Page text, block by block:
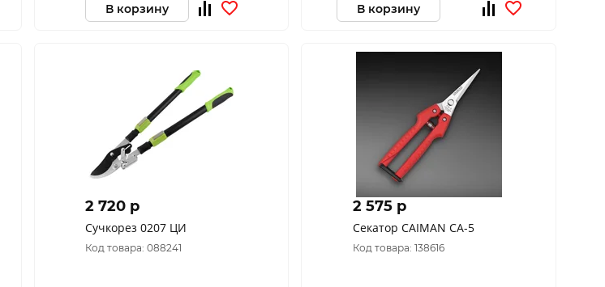
В корзину В корзину
2 720 p
Сучкорез 0207 ЦИ
Код товара: 088241
2 575 p
Секатор CAIMAN CA-5
Код товара: 138616